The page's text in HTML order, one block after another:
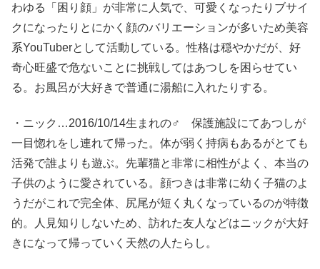
わゆる「困り顔」が非常に人気で、可愛くなったりブサイ
クになったりとにかく顔のバリエーションが多いため美容
系YouTuberとして活動している。性格は穏やかだが、好
奇心旺盛で危ないことに挑戦してはあつしを困らせてい
る。お風呂が大好きで普通に湯船に入れたりする。
・ニック…2016/10/14生まれの♂ 保護施設にてあつしが
一目惚れをし連れて帰った。体が弱く持病もあるがとても
活発で誰よりも遊ぶ。先輩猫と非常に相性がよく、本当の
子供のように愛されている。顔つきは非常に幼く子猫のよ
うだがこれで完全体、尻尾が短く丸くなっているのが特徴
的。人見知りしないため、訪れた友人などはニックが大好
きになって帰っていく天然の人たらし。